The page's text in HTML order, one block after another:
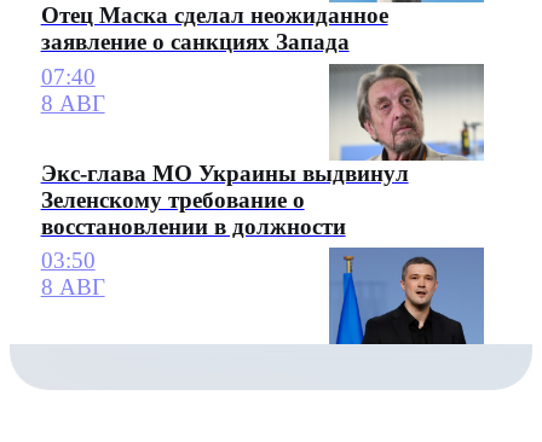
Отец Маска сделал неожиданное
заявление о санкциях Запада
07:40
8 АВГ
Экс-глава МО Украины выдвинул
Зеленскому требование о
восстановлении в должности
03:50
8 АВГ